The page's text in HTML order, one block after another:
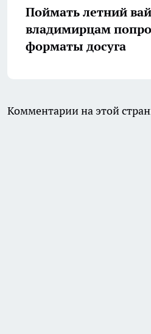
Поймать летний
владимирцам
форматы досуга
Комментарии на этой